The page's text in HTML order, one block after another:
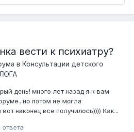
вести к психиатру?
в Консультации детского
день! много лет назад я к вам
потом не могла
наконец все получилось)))) Как...
ответа